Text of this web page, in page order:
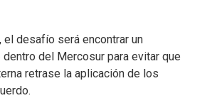
desafío será encontrar un
del Mercosur para evitar que
retrase la aplicación de los